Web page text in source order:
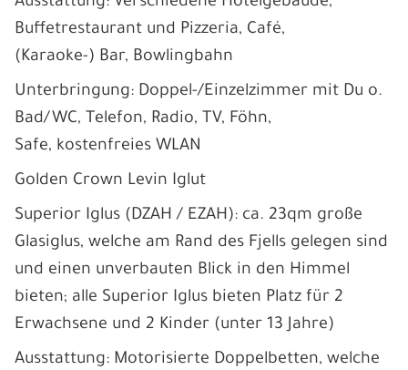
Buffetrestaurant und Pizzeria, Café,
(Karaoke-) Bar, Bowlingbahn
Unterbringung: Doppel-/Einzelzimmer mit Du o.
Bad/WC, Telefon, Radio, TV, Föhn,
Safe, kostenfreies WLAN
Golden Crown Levin Iglut
Superior Iglus (DZAH / EZAH): ca. 23qm große
Glasiglus, welche am Rand des Fjells gelegen sind
und einen unverbauten Blick in den Himmel
bieten; alle Superior Iglus bieten Platz für 2
Erwachsene und 2 Kinder (unter 13 Jahre)
Ausstattung: Motorisierte Doppelbetten, welche